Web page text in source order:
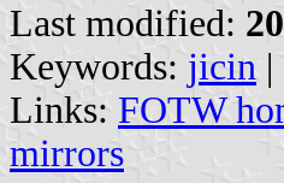
Last modified:
Keywords: jicin |
Links: FOTW
mirrors